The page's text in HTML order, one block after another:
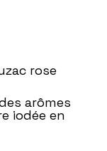
rose
arômes
iodée en